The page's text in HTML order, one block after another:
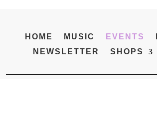
HOME MUSIC EVENTS
NEWSLETTER
SHOPS